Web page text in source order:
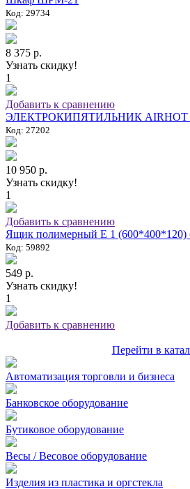
Код: 29734
8 375 р.
Узнать скидку!
1
Добавить к сравнению
ЭЛЕКТРОКИПЯТИЛЬНИК AIRHOT
Код: 27202
10 950 р.
Узнать скидку!
1
Добавить к сравнению
Ящик полимерный E 1 (600*400*120)
Код: 59892
549 р.
Узнать скидку!
1
Добавить к сравнению
Перейти в
Автоматизация торговли и бизнеса
Банковское оборудование
Бутиковое оборудование
Весы / Весовое оборудование
Изделия из пластика и оргстекла